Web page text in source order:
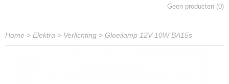
Geen producten (0)
Home > Elektra > Verlichting > Gloeilamp 12V 10W BA15s